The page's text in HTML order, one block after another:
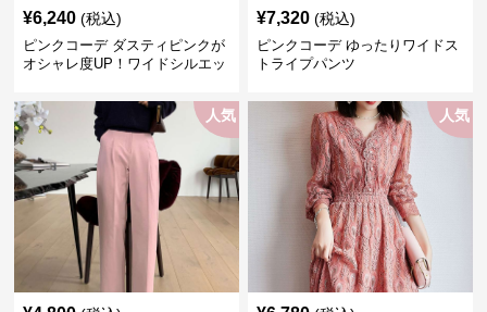
¥6,240 (税込)
ピンクコーデ ダスティピンクが
オシャレ度UP！ワイドシルエッ
¥7,320 (税込)
ピンクコーデ ゆったりワイドス
トライプパンツ
人気 人気